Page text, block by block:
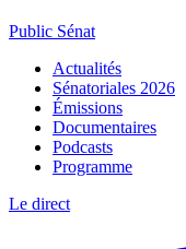
Public Sénat
Actualités
Sénatoriales 2026
Émissions
Documentaires
Podcasts
Programme
Le direct